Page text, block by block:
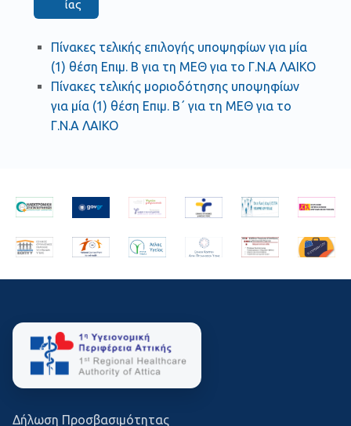
ίας
Πίνακες τελικής επιλογής υποψηφίων για μία
(1) θέση Επιμ. Β για τη ΜΕΘ για το Γ.Ν.Α ΛΑΙΚΟ
Πίνακες τελικής μοριοδότησης υποψηφίων
για μία (1) θέση Επιμ. Β΄ για τη ΜΕΘ για το
Γ.Ν.Α ΛΑΙΚΟ
Δήλωση Προσβασιμότητας